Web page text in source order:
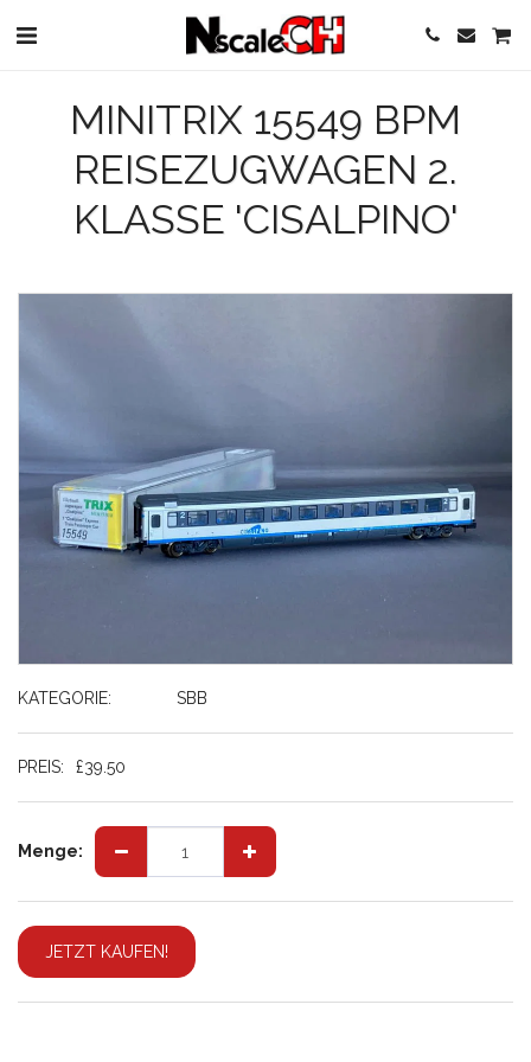
MINITRIX 15549 BPM
REISEZUGWAGEN 2.
KLASSE 'CISALPINO'
KATEGORIE: SBB
PREIS: £39.50
Menge:
JETZT KAUFEN!